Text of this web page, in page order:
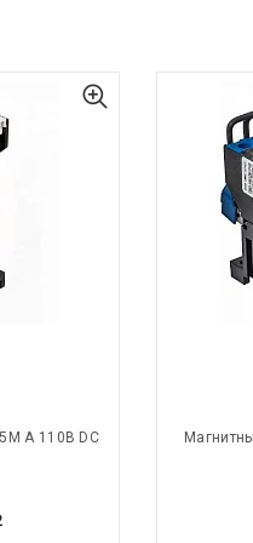
А 110В DC